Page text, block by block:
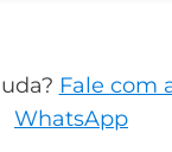
Fale com
WhatsApp